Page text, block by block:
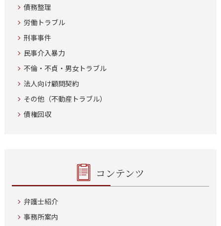
債務整理
労働トラブル
刑事事件
民事介入暴力
不倫・不貞・男女トラブル
法人向け顧問契約
その他（不動産トラブル）
債権回収
コンテンツ
弁護士紹介
事務所案内